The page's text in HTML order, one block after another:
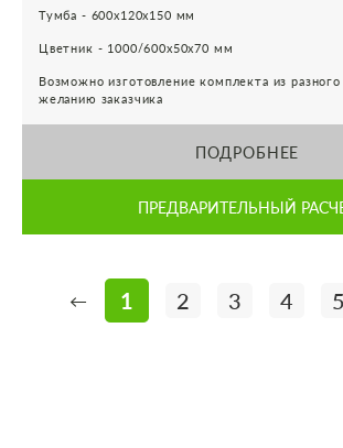
Тумба - 600х120х150 мм
Цветник - 1000/600х50х70 мм
Возможно изготовление комплекта из разного
желанию заказчика
ПОДРОБНЕЕ
ПРЕДВАРИТЕЛЬНЫЙ
← 1 2 3 4 5